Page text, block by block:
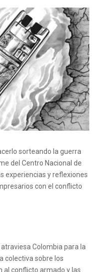
sorteando la guerra
del Centro Nacional de
experiencias y reflexiones
con el conflicto
Colombia para la
colectiva sobre los
al conflicto armado y las